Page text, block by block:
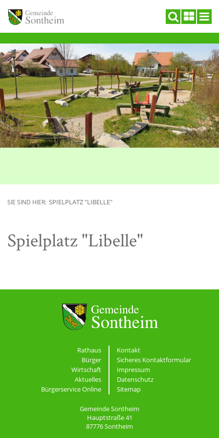
SIE SIND HIER: SPIELPLATZ "LIBELLE"
Spielplatz "Libelle"
Rathaus
Bürger
Wirtschaft
Aktuelles
Bürgerservice Online
Kontakt
Sicheres Kontaktformular
Impressum
Datenschutz
Sitemap
Gemeinde Sontheim
Hauptstraße 41
87776 Sontheim